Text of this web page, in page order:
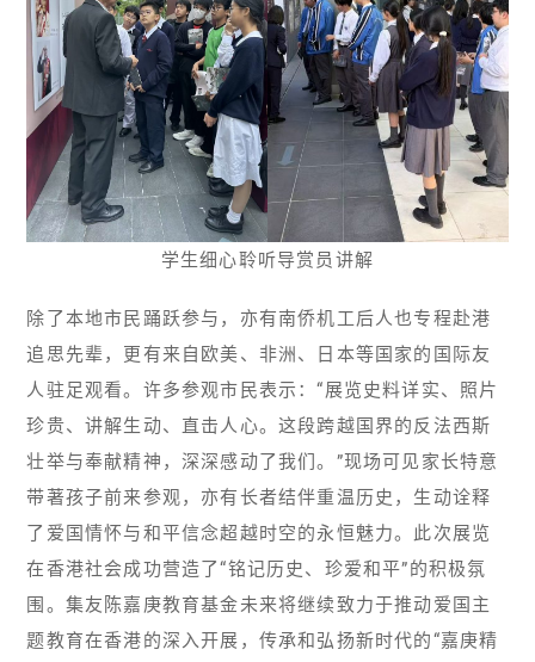
学生细心聆听导赏员讲解
除了本地市民踊跃参与，亦有南侨机工后人也专程赴港
追思先辈，更有来自欧美、非洲、日本等国家的国际友
人驻足观看。许多参观市民表示：“展览史料详实、照片
珍贵、讲解生动、直击人心。这段跨越国界的反法西斯
壮举与奉献精神，深深感动了我们。”现场可见家长特意
带著孩子前来参观，亦有长者结伴重温历史，生动诠释
了爱国情怀与和平信念超越时空的永恒魅力。此次展览
在香港社会成功营造了“铭记历史、珍爱和平”的积极氛
围。集友陈嘉庚教育基金未来将继续致力于推动爱国主
题教育在香港的深入开展，传承和弘扬新时代的“嘉庚精